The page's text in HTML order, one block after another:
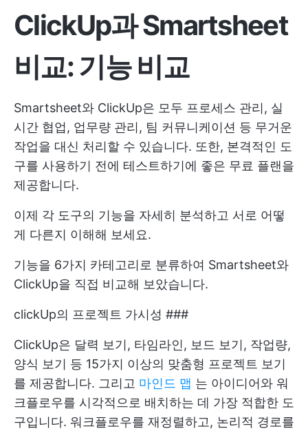
ClickUp과 Smartsheet
비교: 기능 비교
Smartsheet와 ClickUp은 모두 프로세스 관리, 실
시간 협업, 업무량 관리, 팀 커뮤니케이션 등 무거운
작업을 대신 처리할 수 있습니다. 또한, 본격적인 도
구를 사용하기 전에 테스트하기에 좋은 무료 플랜을
제공합니다.
이제 각 도구의 기능을 자세히 분석하고 서로 어떻
게 다른지 이해해 보세요.
기능을 6가지 카테고리로 분류하여 Smartsheet와
ClickUp을 직접 비교해 보았습니다.
clickUp의 프로젝트 가시성 ###
ClickUp은 달력 보기, 타임라인, 보드 보기, 작업량,
양식 보기 등 15가지 이상의 맞춤형 프로젝트 보기
를 제공합니다. 그리고 마인드 맵 는 아이디어와 워
크플로우를 시각적으로 배치하는 데 가장 적합한 도
구입니다. 워크플로우를 재정렬하고, 논리적 경로를